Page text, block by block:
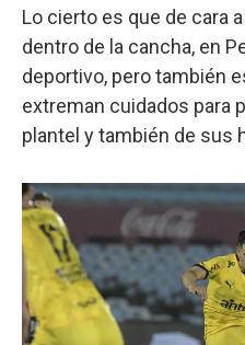
Lo cierto es que de cara
dentro de la cancha, en
deportivo, pero también
extreman cuidados para
plantel y también de sus